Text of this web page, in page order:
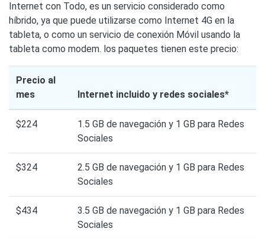
Internet con Todo, es un servicio considerado como
híbrido, ya que puede utilizarse como Internet 4G en la
tableta, o como un servicio de conexión Móvil usando la
tableta como modem. los paquetes tienen este precio:
Precio al
mes
Internet incluido y redes sociales*
$224
1.5 GB de navegación y 1 GB para Redes
Sociales
$324
2.5 GB de navegación y 1 GB para Redes
Sociales
$434
3.5 GB de navegación y 1 GB para Redes
Sociales